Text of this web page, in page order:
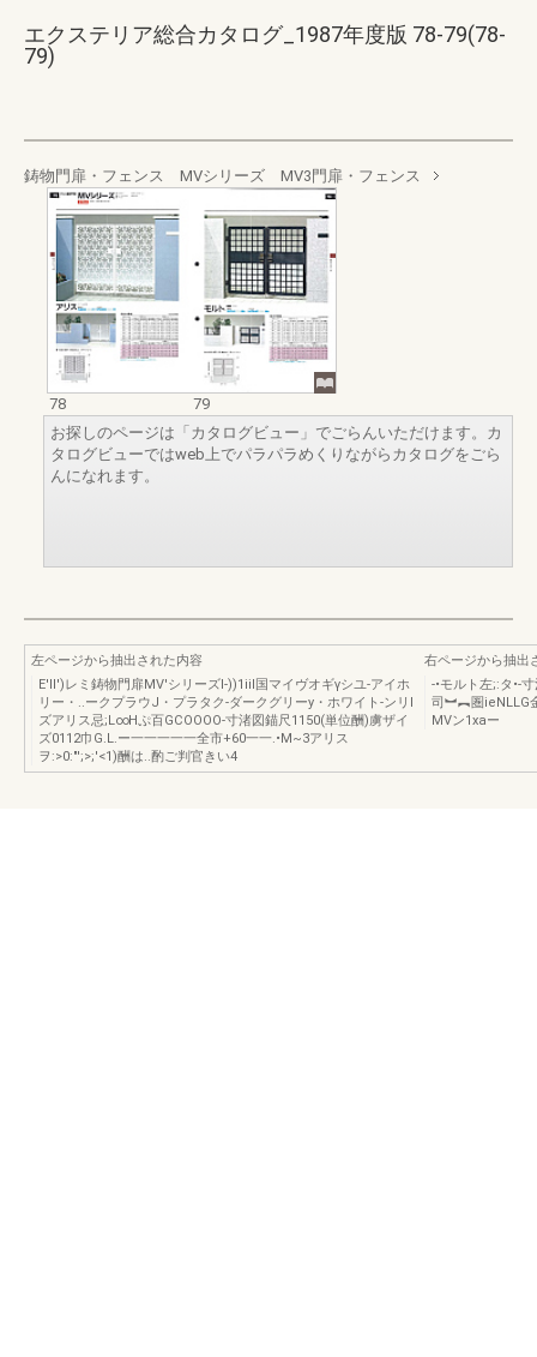
エクステリア総合カタログ_1987年度版 78-79(78-
79)
鋳物門扉・フェンス MVシリーズ MV3門扉・フェンス
78
79
お探しのページは「カタログビュー」でごらんいただけます。カ
タログビューではweb上でパラパラめくりながらカタログをごら
んになれます。
左ページから抽出された内容
E'll')レミ鋳物門扉MV'シリーズl-))1iil国マイヴオギγシユ-アイホ
リー・..ークプラウJ・プラタク-ダークグリーy・ホワイト-ンリl
ズアリス忌;L∞Hぷ百GCOOOO-寸渚図錨尺1150(単位酬)虜ザイ
ズ0112巾G.L.ー一一一一一全市+60一一.•M~3アリス
ヲ:>0:"';>;'<1)酬は..酌ご判官きい4
右ページから抽出
-•モルト左;:タ•-
司︼︻圏ieNLLG
MVン1xaー